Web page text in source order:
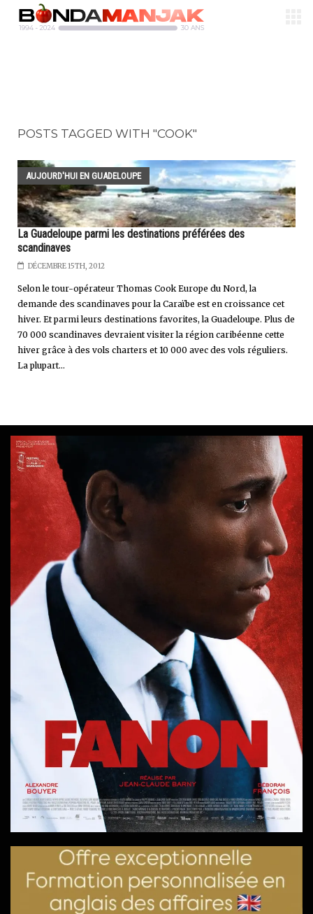
POSTS TAGGED WITH "COOK"
AUJOURD'HUI EN GUADELOUPE
La Guadeloupe parmi les destinations préférées des
scandinaves
DÉCEMBRE 15TH, 2012
Selon le tour-opérateur Thomas Cook Europe du Nord, la
demande des scandinaves pour la Caraïbe est en croissance cet
hiver. Et parmi leurs destinations favorites, la Guadeloupe. Plus de
70 000 scandinaves devraient visiter la région caribéenne cette
hiver grâce à des vols charters et 10 000 avec des vols réguliers.
La plupart...